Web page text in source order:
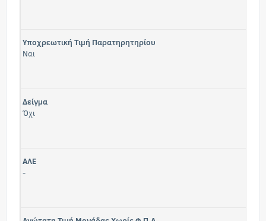
Υποχρεωτική Τιμή Παρατηρητηρίου
Ναι
Δείγμα
Όχι
ΑΛΕ
-